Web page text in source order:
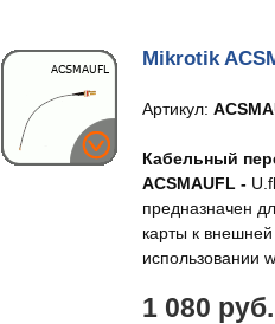
Mikrotik
Артикул:
Кабельный
ACSMAUFL -
предназначен
карты к
использовании
1 080 руб.